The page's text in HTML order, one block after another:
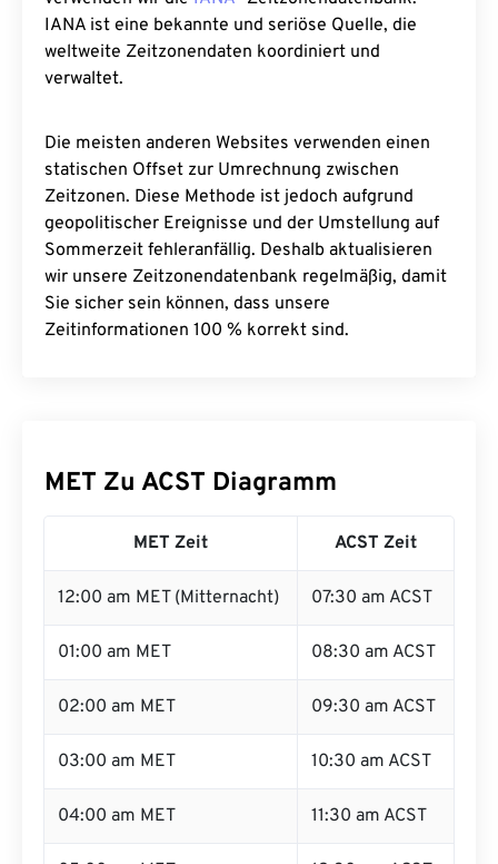
IANA ist eine bekannte und seriöse Quelle, die
weltweite Zeitzonendaten koordiniert und
verwaltet.
Die meisten anderen Websites verwenden einen
statischen Offset zur Umrechnung zwischen
Zeitzonen. Diese Methode ist jedoch aufgrund
geopolitischer Ereignisse und der Umstellung auf
Sommerzeit fehleranfällig. Deshalb aktualisieren
wir unsere Zeitzonendatenbank regelmäßig, damit
Sie sicher sein können, dass unsere
Zeitinformationen 100 % korrekt sind.
MET Zu ACST Diagramm
MET Zeit ACST Zeit
12:00 am MET (Mitternacht) 07:30 am ACST
01:00 am MET 08:30 am ACST
02:00 am MET 09:30 am ACST
03:00 am MET 10:30 am ACST
04:00 am MET 11:30 am ACST